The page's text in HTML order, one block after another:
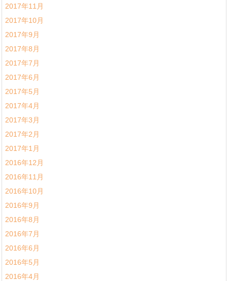
2017年11月
2017年10月
2017年9月
2017年8月
2017年7月
2017年6月
2017年5月
2017年4月
2017年3月
2017年2月
2017年1月
2016年12月
2016年11月
2016年10月
2016年9月
2016年8月
2016年7月
2016年6月
2016年5月
2016年4月